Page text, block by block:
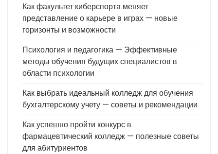
Как факультет киберспорта меняет
представление о карьере в играх — новые
горизонты и возможности
Психология и педагогика — Эффективные
методы обучения будущих специалистов в
области психологии
Как выбрать идеальный колледж для обучения
бухгалтерскому учету — советы и рекомендации
Как успешно пройти конкурс в
фармацевтический колледж — полезные советы
для абитуриентов